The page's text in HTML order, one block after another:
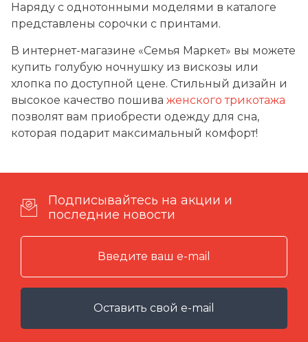
Наряду с однотонными моделями в каталоге
представлены сорочки с принтами.
В интернет-магазине «Семья Маркет» вы можете
купить голубую ночнушку из вискозы или
хлопка по доступной цене. Стильный дизайн и
высокое качество пошива женского трикотажа
позволят вам приобрести одежду для сна,
которая подарит максимальный комфорт!
Подписывайтесь на акции и
последние новости
Оставить свой e-mail